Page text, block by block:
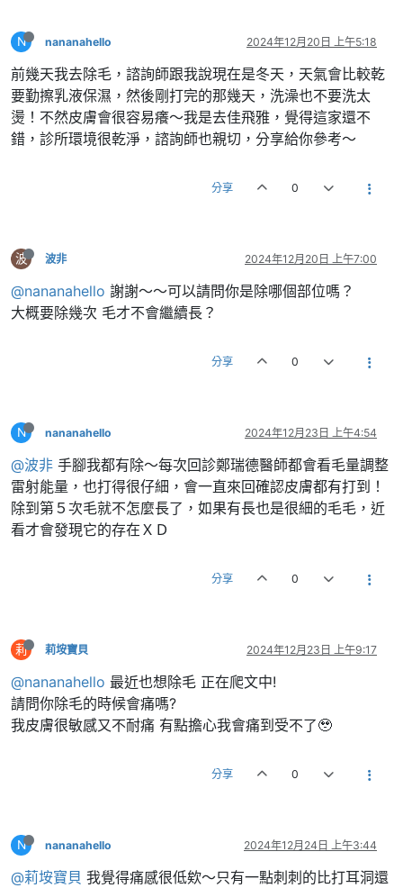
N nananahello 2024年12月20日 上午5:18
前幾天我去除毛，諮詢師跟我說現在是冬天，天氣會比較乾
要勤擦乳液保濕，然後剛打完的那幾天，洗澡也不要洗太
燙！不然皮膚會很容易癢～我是去佳飛雅，覺得這家還不
錯，診所環境很乾淨，諮詢師也親切，分享給你參考～
分享 0
波 波非 2024年12月20日 上午7:00
@nananahello 謝謝～～可以請問你是除哪個部位嗎？
大概要除幾次 毛才不會繼續長？
分享 0
N nananahello 2024年12月23日 上午4:54
@波非 手腳我都有除～每次回診鄭瑞德醫師都會看毛量調整
雷射能量，也打得很仔細，會一直來回確認皮膚都有打到！
除到第５次毛就不怎麼長了，如果有長也是很細的毛毛，近
看才會發現它的存在ＸＤ
分享 0
莉 莉垵寶貝 2024年12月23日 上午9:17
@nananahello 最近也想除毛 正在爬文中!
請問你除毛的時候會痛嗎?
我皮膚很敏感又不耐痛 有點擔心我會痛到受不了🥹
分享 0
N nananahello 2024年12月24日 上午3:44
@莉垵寶貝 我覺得痛感很低欸～只有一點刺刺的比打耳洞還